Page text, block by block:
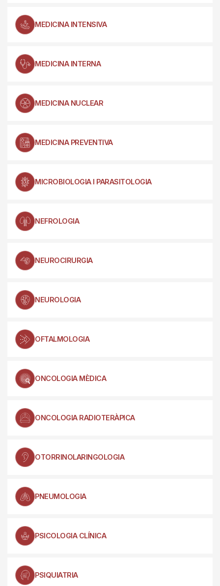
MEDICINA INTENSIVA
MEDICINA INTERNA
MEDICINA NUCLEAR
MEDICINA PREVENTIVA
MICROBIOLOGIA I PARASITOLOGIA
NEFROLOGIA
NEUROCIRURGIA
NEUROLOGIA
OFTALMOLOGIA
ONCOLOGIA MÈDICA
ONCOLOGIA RADIOTERÀPICA
OTORRINOLARINGOLOGIA
PNEUMOLOGIA
PSICOLOGIA CLÍNICA
PSIQUIATRIA